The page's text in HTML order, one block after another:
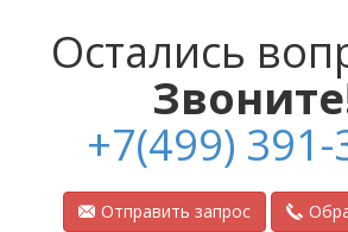
Остались
+7(499) 391-
Отправить запрос